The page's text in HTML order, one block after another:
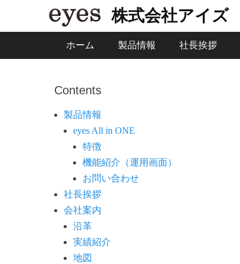
株式会社アイズ
メインメニュー
ン
へ
ホーム 製品情報 社長挨拶
Contents
製品情報
eyes All in ONE
特徴
機能紹介（運用画面）
お問い合わせ
社長挨拶
会社案内
沿革
実績紹介
地図